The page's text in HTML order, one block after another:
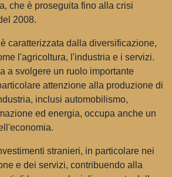
che è proseguita fino alla crisi
2008.
caratterizzata dalla diversificazione,
l'agricoltura, l'industria e i servizi.
a svolgere un ruolo importante
attenzione alla produzione di
inclusi automobilismo,
ed energia, occupa anche un
stranieri, in particolare nei
e dei servizi, contribuendo alla